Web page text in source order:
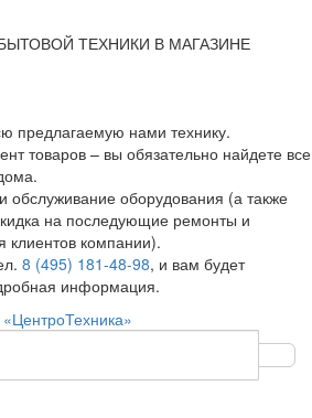
ТЕХНИКИ В МАГАЗИНЕ
предлагаемую нами технику.
товаров – вы обязательно найдете все
обслуживание оборудования (а также
на последующие ремонты и
клиентов компании).
8 (495) 181-48-98, и вам будет
информация.